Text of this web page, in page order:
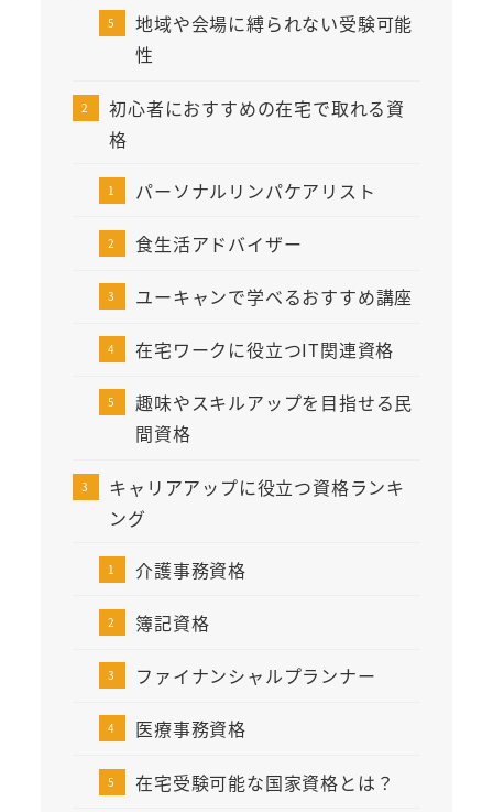
地域や会場に縛られない受験可能
性
初心者におすすめの在宅で取れる資
格
パーソナルリンパケアリスト
食生活アドバイザー
ユーキャンで学べるおすすめ講座
在宅ワークに役立つIT関連資格
趣味やスキルアップを目指せる民
間資格
キャリアアップに役立つ資格ランキ
ング
介護事務資格
簿記資格
ファイナンシャルプランナー
医療事務資格
在宅受験可能な国家資格とは？